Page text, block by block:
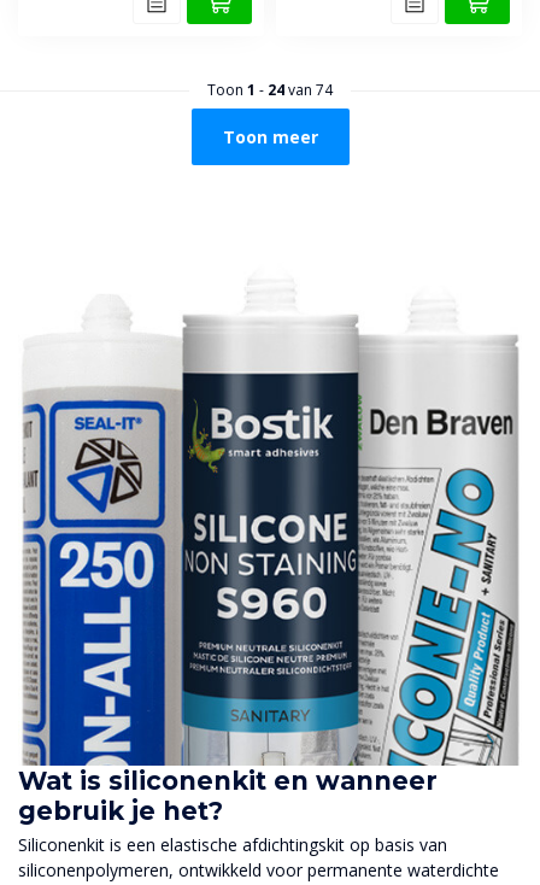
Toon 1 - 24van 74
Toon meer
Wat is siliconenkit en wanneer
gebruik je het?
Siliconenkit is een elastische afdichtingskit op basis van
siliconenpolymeren, ontwikkeld voor permanente waterdichte